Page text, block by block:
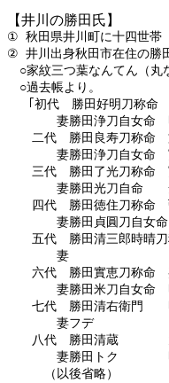
【井川の勝田氏】
① 秋田県井川町に十四世帯
② 井川出身秋田市在住の勝
○家紋三つ葉なんてん（丸
○過去帳より。
｢初代 勝田好明刀称命
妻勝田浄刀自女命
二代 勝田良寿刀称命 文
妻勝田浄刀自女命 寛
三代 勝田了光刀称命 寛
妻勝田光刀自命 安永
四代 勝田徳住刀称命 弘
妻勝田貞圓刀自女命
五代 勝田清三郎時晴刀
妻
六代 勝田實恵刀称命
妻勝田米刀自女命 明
七代 勝田清右衛門
妻フデ
八代 勝田清蔵 大正
妻勝田トク 明治
（以後